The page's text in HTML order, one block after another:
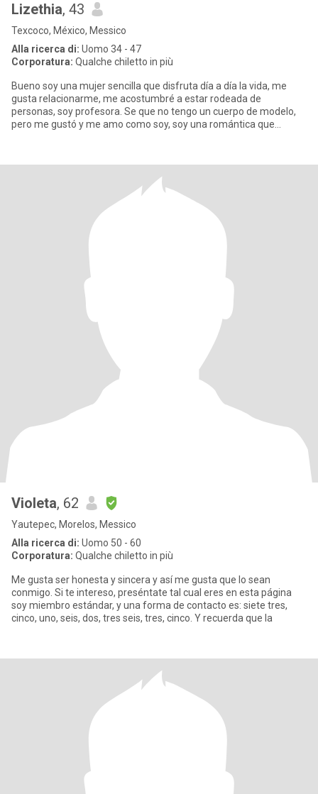
Lizethia, 43
Texcoco, México, Messico
Alla ricerca di: Uomo 34 - 47
Corporatura: Qualche chiletto in più
Bueno soy una mujer sencilla que disfruta día a día la vida, me
gusta relacionarme, me acostumbré a estar rodeada de
personas, soy profesora. Se que no tengo un cuerpo de modelo,
pero me gustó y me amo como soy, soy una romántica que
Violeta, 62
Yautepec, Morelos, Messico
Alla ricerca di: Uomo 50 - 60
Corporatura: Qualche chiletto in più
Me gusta ser honesta y sincera y así me gusta que lo sean
conmigo. Si te intereso, preséntate tal cual eres en esta página
soy miembro estándar, y una forma de contacto es: siete tres,
cinco, uno, seis, dos, tres seis, tres, cinco. Y recuerda que la